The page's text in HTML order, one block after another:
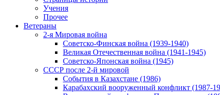
Учения
Прочее
Ветераны
2-я Мировая война
Советско-Финская война (1939-1940)
Великая Отечественная война (1941-1945)
Советско-Японская война (1945)
СССР после 2-й мировой
События в Казахстане (1986)
Карабахский вооруженный конфликт (1987-